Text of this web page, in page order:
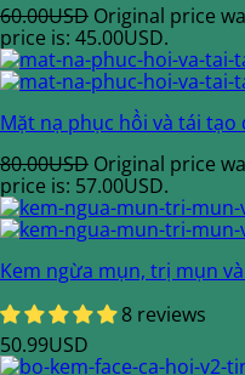
60.00USD Original price
price is: 45.00USD.
Mặt nạ phục hồi và tái
80.00USD Original price
price is: 57.00USD.
Kem ngừa mụn, trị mụn
8 reviews
50.99USD